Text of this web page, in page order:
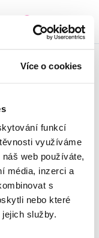
Více o cookies
funkcí
využíváme
web používáte,
média, inzerci a
s
nebo které
služby.
SEZNAM CENTER
HOME z.ú. |Cookies